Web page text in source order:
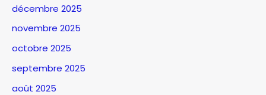
décembre 2025
novembre 2025
octobre 2025
septembre 2025
août 2025